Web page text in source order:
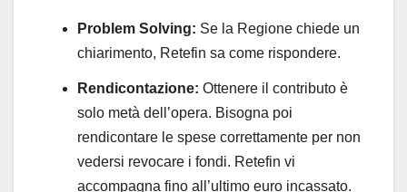
Problem Solving: Se la Regione chiede un
chiarimento, Retefin sa come rispondere.
Rendicontazione: Ottenere il contributo è
solo metà dell’opera. Bisogna poi
rendicontare le spese correttamente per non
vedersi revocare i fondi. Retefin vi
accompagna fino all’ultimo euro incassato.